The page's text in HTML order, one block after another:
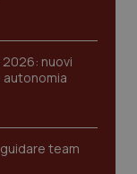
nuovi
team